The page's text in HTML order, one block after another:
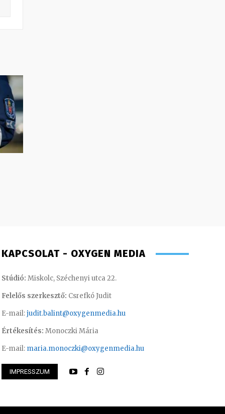
– műsorvezető, riporter
KAPCSOLAT - OXYGEN MEDIA
Stúdió: Miskolc, Széchenyi utca 22.
Felelős szerkesztő: Csrefkó Judit
E-mail:judit.balint@oxygenmedia.hu
Értékesítés: Monoczki Mária
E-mail: maria.monoczki@oxygenmedia.hu
IMPRESSZUM